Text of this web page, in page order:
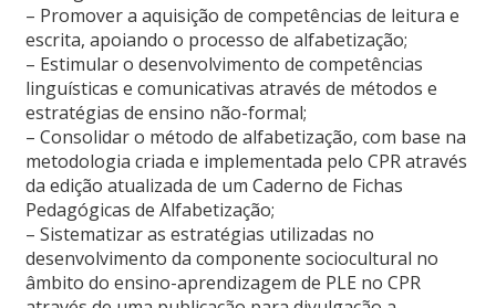
– Promover a aquisição de competências de leitura e
escrita, apoiando o processo de alfabetização;
– Estimular o desenvolvimento de competências
linguísticas e comunicativas através de métodos e
estratégias de ensino não-formal;
– Consolidar o método de alfabetização, com base na
metodologia criada e implementada pelo CPR através
da edição atualizada de um Caderno de Fichas
Pedagógicas de Alfabetização;
– Sistematizar as estratégias utilizadas no
desenvolvimento da componente sociocultural no
âmbito do ensino-aprendizagem de PLE no CPR